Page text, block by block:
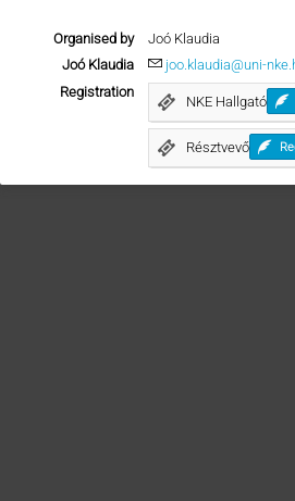
Organised by
Joó Klaudia
Joó Klaudia
joo.klaudia@uni-
Registration
NKE Hallgató
Résztvevő